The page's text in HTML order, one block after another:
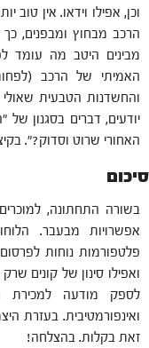
וכן, אפילו וידאו. אין
הרכב מבחוץ ומבפנים,
מבינים היטב מה עומד
האמיתי של הרכב
והחשדנות הטבעית
יודעים, דברים בסגנון
האחורי שרוט וסדוק?".
סיכום
אפשרויות מבעבר.
פלטפורמות נוחות
ואפילו סינון של קונים
לספק מודעה למכירת
ואינפורמטיבית. בעזרת
זאת בקלות. בהצלחה!